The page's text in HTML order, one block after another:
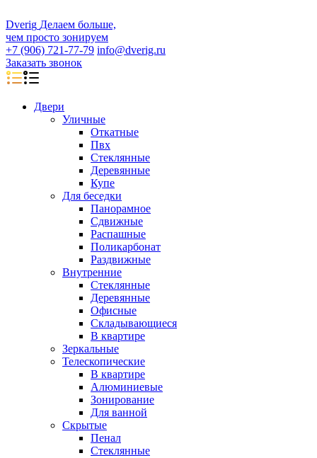
Dverig Делаем больше,
чем просто зонируем
+7 (906) 721-77-79 info@dverig.ru
Заказать звонок
Двери
Уличные
Откатные
Пвх
Стеклянные
Деревянные
Купе
Для беседки
Панорамное
Сдвижные
Распашные
Поликарбонат
Раздвижные
Внутренние
Стеклянные
Деревянные
Офисные
Складывающиеся
В квартире
Зеркальные
Телескопические
В квартире
Алюминиевые
Зонирование
Для ванной
Скрытые
Пенал
Стеклянные